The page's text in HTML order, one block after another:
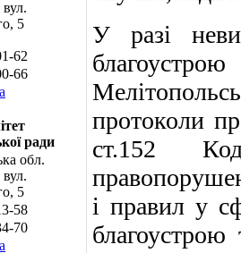
5
62
66
ради
обл.
5
58
70
У разі
протоколи
ст.152
і правил у